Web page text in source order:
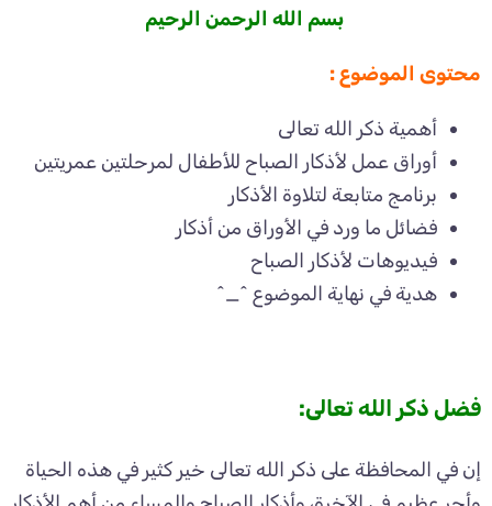
بسم الله الرحمن الرحيم
محتوى الموضوع :
أهمية ذكر الله تعالى
أوراق عمل لأذكار الصباح للأطفال لمرحلتين عمريتين
برنامج متابعة لتلاوة الأذكار
فضائل ما ورد في الأوراق من أذكار
فيديوهات لأذكار الصباح
هدية في نهاية الموضوع ^_^
فضل ذكر الله تعالى:
إن في المحافظة على ذكر الله تعالى خير كثير في هذه الحياة